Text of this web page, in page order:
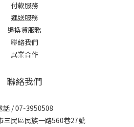
付款服務
運送服務
退換貨服務
聯絡我們
異業合作
聯絡我們
話 / 07-3950508
三民區民族一路560巷27號